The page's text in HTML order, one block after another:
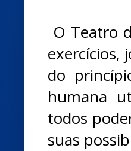
O Teatro
exercícios,
do
humana
todos
suas